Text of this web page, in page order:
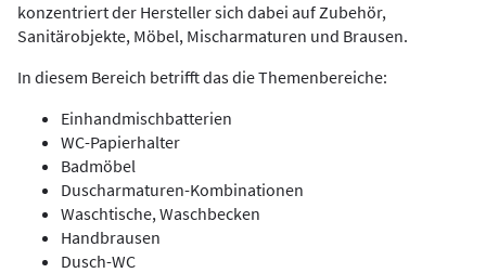
konzentriert der Hersteller sich dabei auf Zubehör,
Sanitärobjekte, Möbel, Mischarmaturen und Brausen.
In diesem Bereich betrifft das die Themenbereiche:
Einhandmischbatterien
WC-Papierhalter
Badmöbel
Duscharmaturen-Kombinationen
Waschtische, Waschbecken
Handbrausen
Dusch-WC